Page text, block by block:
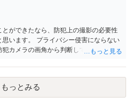
ができたなら、防犯上の撮影の必要性
います。 プライバシー侵害にならない
カメラの画角から判断して、隣人のプ
いのではないか、と思います。
もっとみる